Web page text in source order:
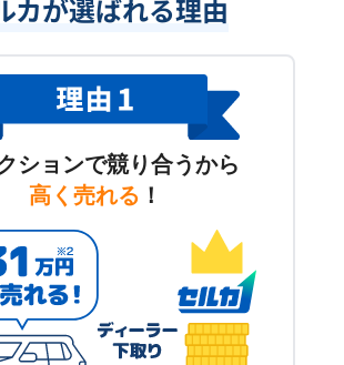
カが選ばれる理由
ションで競り合うから
高く売れる ！